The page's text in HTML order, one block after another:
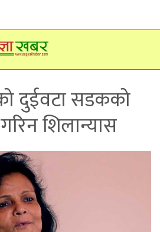
दुईवटा सडकको
शिलान्यास